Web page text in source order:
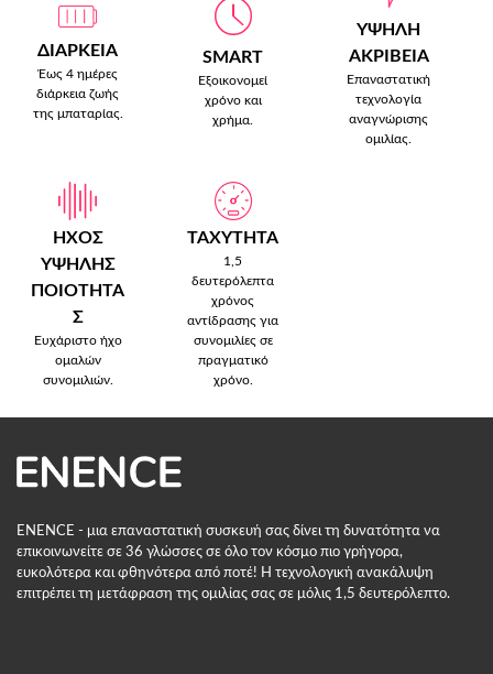
ΔΙΑΡΚΕΙΑ
Έως 4 ημέρες
διάρκεια ζωής
της μπαταρίας.
SMART
Εξοικονομεί
χρόνο και
χρήμα.
ΥΨΗΛΗ
ΑΚΡΙΒΕΙΑ
Επαναστατική
τεχνολογία
αναγνώρισης
ομιλίας.
ΗΧΟΣ
ΥΨΗΛΗΣ
ΠΟΙΟΤΗΤΑ
Σ
Ευχάριστο ήχο
ομαλών
συνομιλιών.
ΤΑΧΥΤΗΤΑ
1,5
δευτερόλεπτα
χρόνος
αντίδρασης για
συνομιλίες σε
πραγματικό
χρόνο.
ENENCE - μια επαναστατική συσκευή σας δίνει τη δυνατότητα να
επικοινωνείτε σε 36 γλώσσες σε όλο τον κόσμο πιο γρήγορα,
ευκολότερα και φθηνότερα από ποτέ! Η τεχνολογική ανακάλυψη
επιτρέπει τη μετάφραση της ομιλίας σας σε μόλις 1,5 δευτερόλεπτο.